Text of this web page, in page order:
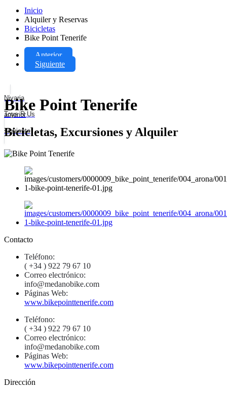
Inicio
Alquiler y Reservas
Bicicletas
Bike Point Tenerife
Anterior
Siguiente
Nivaria
anterior
Toys R Us
siguiente
Bike Point Tenerife
Bicicletas, Excursiones y Alquiler
Contacto
Teléfono:
( +34 ) 922 79 67 10
Correo electrónico:
info@medanobike.com
Páginas Web:
www.bikepointtenerife.com
Teléfono:
( +34 ) 922 79 67 10
Correo electrónico:
info@medanobike.com
Páginas Web:
www.bikepointtenerife.com
Dirección